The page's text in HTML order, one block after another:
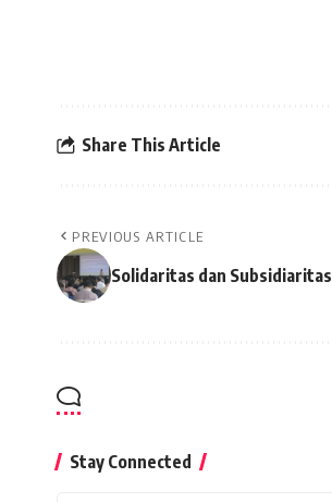
Share This Article
PREVIOUS ARTICLE
Solidaritas dan Subsidiaritas
Stay Connected